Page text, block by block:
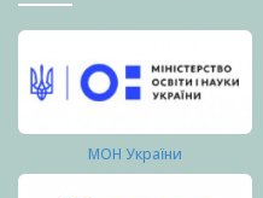
МОН України